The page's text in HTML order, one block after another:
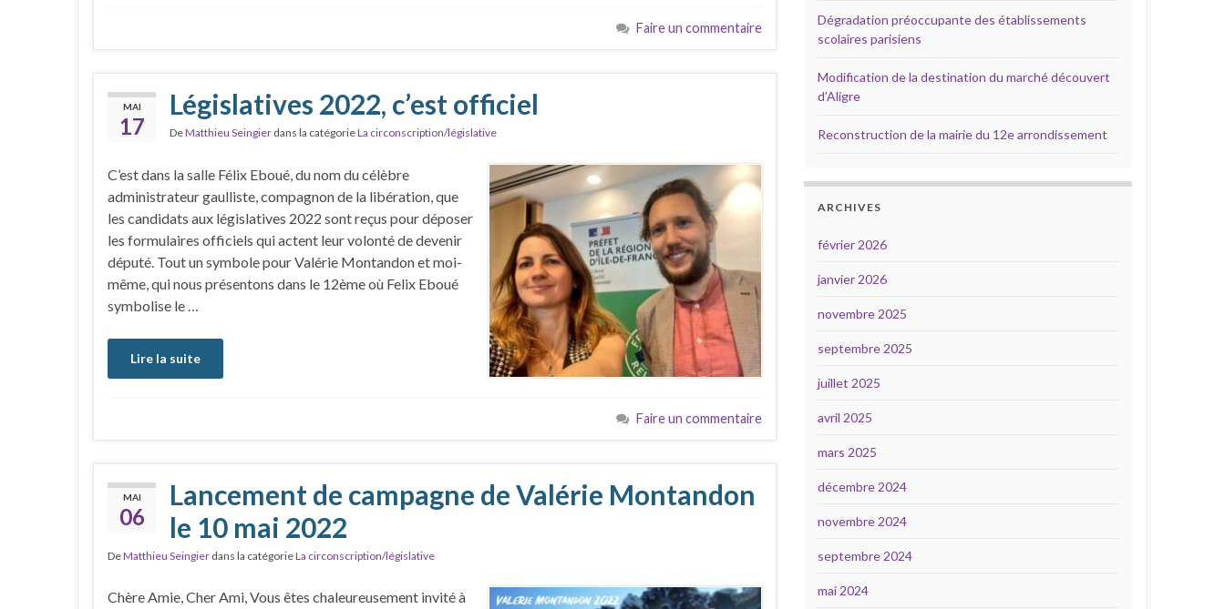
Faire un commentaire
MAI
17
Législatives 2022, c’est officiel
DeMatthieu Seingier dans la catégorieLa circonscription/législative
C’est dans la salle Félix Eboué, du nom du célèbre
administrateur gaulliste, compagnon de la libération, que
les candidats aux législatives 2022 sont reçus pour déposer
les formulaires officiels qui actent leur volonté de devenir
député. Tout un symbole pour Valérie Montandon et moi-
même, qui nous présentons dans le 12ème où Felix Eboué
symbolise le …
Lire la suite
Faire un commentaire
MAI
06
Lancement de campagne de Valérie Montandon
le 10 mai 2022
DeMatthieu Seingier dans la catégorieLa circonscription/législative
Chère Amie, Cher Ami, Vous êtes chaleureusement invité à
Dégradation préoccupante des établissements
scolaires parisiens
Modification de la destination du marché découvert
d’Aligre
Reconstruction de la mairie du 12e arrondissement
ARCHIVES
février 2026
janvier 2026
novembre 2025
septembre 2025
juillet 2025
avril 2025
mars 2025
décembre 2024
novembre 2024
septembre 2024
mai 2024